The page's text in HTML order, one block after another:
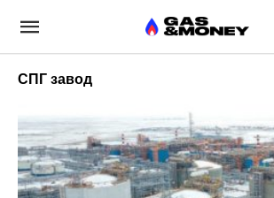
СПГ завод